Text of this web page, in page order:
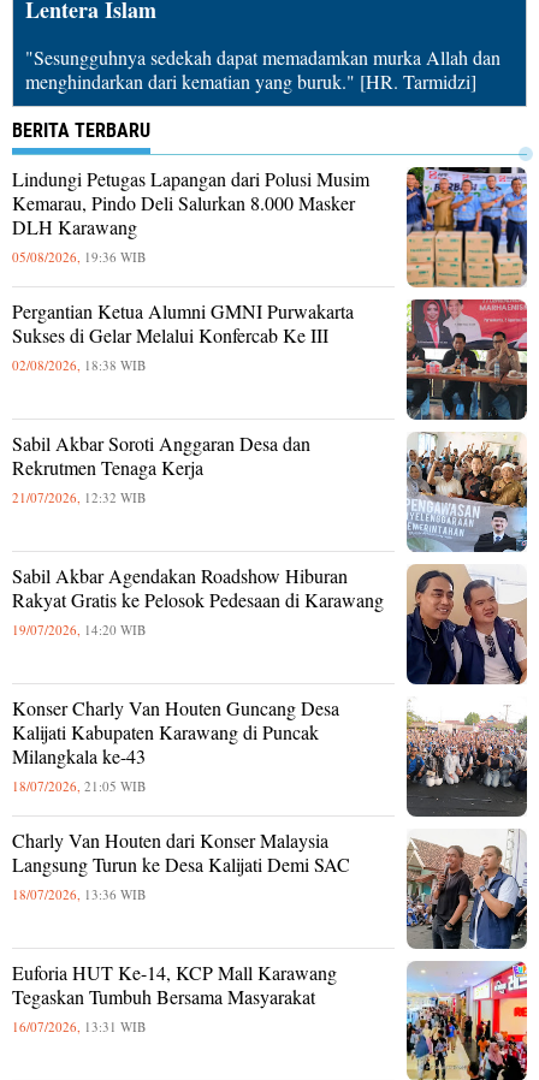
Lentera Islam
"Sesungguhnya sedekah dapat memadamkan murka Allah dan
menghindarkan dari kematian yang buruk." [HR. Tarmidzi]
BERITA TERBARU
Lindungi Petugas Lapangan dari Polusi Musim
Kemarau, Pindo Deli Salurkan 8.000 Masker
DLH Karawang
05/08/2026, 19:36 WIB
Pergantian Ketua Alumni GMNI Purwakarta
Sukses di Gelar Melalui Konfercab Ke III
02/08/2026, 18:38 WIB
Sabil Akbar Soroti Anggaran Desa dan
Rekrutmen Tenaga Kerja
21/07/2026, 12:32 WIB
Sabil Akbar Agendakan Roadshow Hiburan
Rakyat Gratis ke Pelosok Pedesaan di Karawang
19/07/2026, 14:20 WIB
Konser Charly Van Houten Guncang Desa
Kalijati Kabupaten Karawang di Puncak
Milangkala ke-43
18/07/2026, 21:05 WIB
Charly Van Houten dari Konser Malaysia
Langsung Turun ke Desa Kalijati Demi SAC
18/07/2026, 13:36 WIB
Euforia HUT Ke-14, KCP Mall Karawang
Tegaskan Tumbuh Bersama Masyarakat
16/07/2026, 13:31 WIB